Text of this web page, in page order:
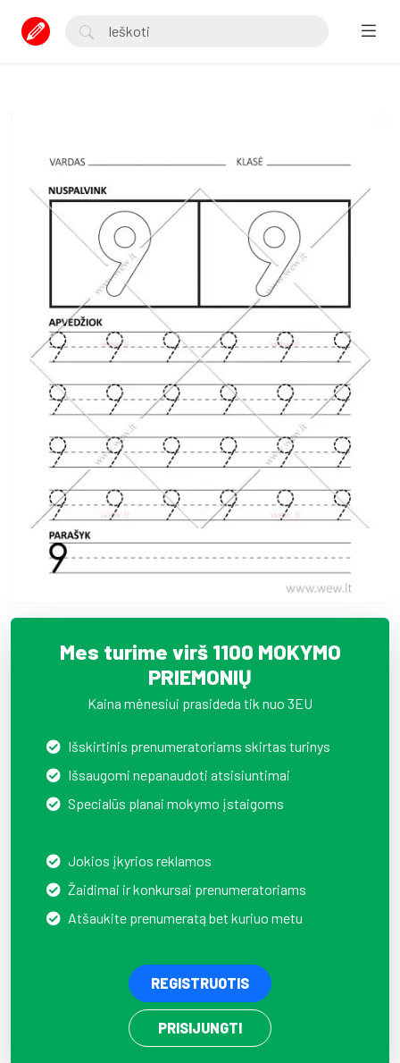
Mes turime virš 1100 MOKYMO
PRIEMONIŲ
Kaina mėnesiui prasideda tik nuo 3EU
Išskirtinis prenumeratoriams skirtas turinys
Išsaugomi nepanaudoti atsisiuntimai
Specialūs planai mokymo įstaigoms
Jokios įkyrios reklamos
Žaidimai ir konkursai prenumeratoriams
Atšaukite prenumeratą bet kuriuo metu
REGISTRUOTIS
PRISIJUNGTI